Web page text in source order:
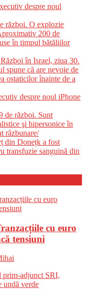
despre noul
război. O explozie
200 de
în timpul bătăliilor
în Israel, ziua 30.
spune că are nevoie de
ostaticilor înainte de a
despre noul iPhone
război. Sunt
şi hipersonice în
răzbunare/
din Donețk a fost
transfuzie sanguină din
cu euro
tensiuni